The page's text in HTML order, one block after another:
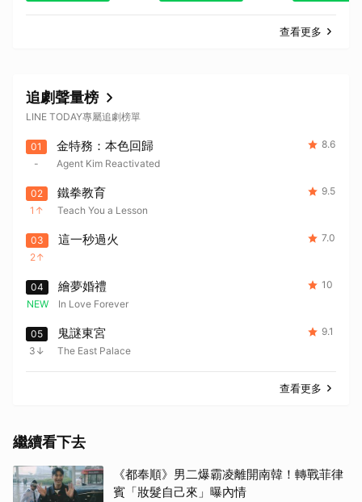
查看更多
追劇聲量榜
LINE TODAY專屬追劇榜單
01
-
金特務：本色回歸
Agent Kim Reactivated
8.6
02
1
鐵拳教育
Teach You a Lesson
9.5
03
2
這一秒過火 7.0
04
NEW
繪夢婚禮
In Love Forever
10
05
3
鬼謎東宮
The East Palace
9.1
查看更多
繼續看下去
《都奉順》男二爆霸凌離開南韓！轉戰菲律
賓「妝髮自己來」曝內情